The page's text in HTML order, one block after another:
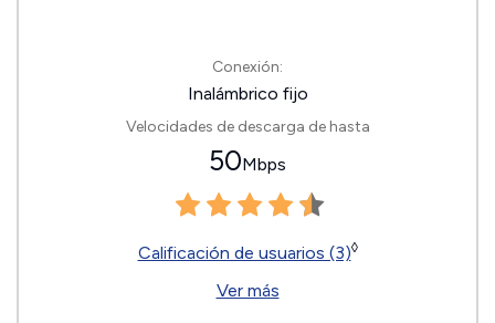
Conexión:
Inalámbrico fijo
Velocidades de descarga de hasta
50Mbps
Calificación de usuarios (3)◊
Ver más